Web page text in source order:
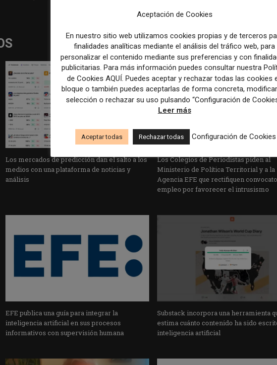
la reportera que difundió detalles de un
Los mercados de predicción dan el salto a los
medios con una plataforma de noticias y
análisis
Los Colegios de Periodistas piden al
Ministerio de Política Territorial y a la
Agencia EFE que rectifiquen
empleo por favorecer el intrusismo
EFE publica una guía para integrar la
inteligencia artificial en sus procesos
informativos con supervisión humana
Substack incorpora una herramienta
estima cuánto contenido ha sido
inteligencia artificial
Aceptación de Cookies
En nuestro sitio web utilizamos cookies propias y de terceros
finalidades analíticas mediante el análisis del tráfico web, para
personalizar el contenido mediante sus preferencias y con
publicitarias. Para más información puedes consultar nuestra
de Cookies AQUÍ. Puedes aceptar y rechazar todas las cookies
bloque o también puedes aceptarlas de forma concreta,
selección o rechazar su uso pulsando “Configuración de
Leer más
Aceptar todas Rechazar todas Configuración de Cookies